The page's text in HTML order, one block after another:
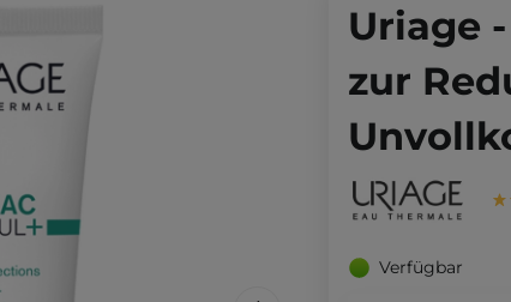
Uriage
zur
Verfügbar